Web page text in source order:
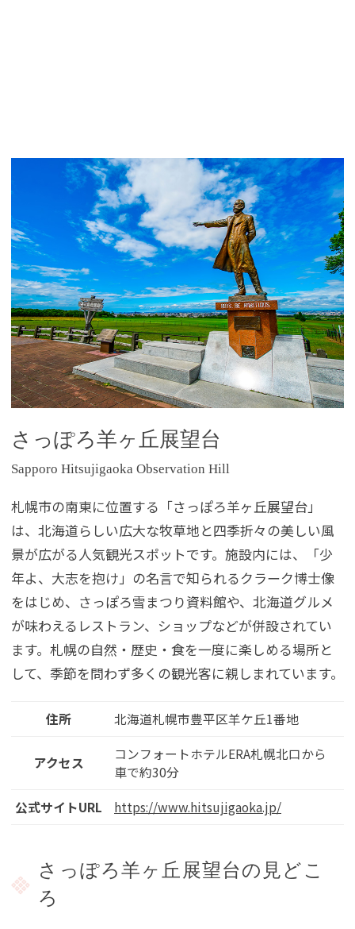
さっぽろ羊ヶ丘展望台
Sapporo Hitsujigaoka Observation Hill
札幌市の南東に位置する「さっぽろ羊ヶ丘展望台」
は、北海道らしい広大な牧草地と四季折々の美しい風
景が広がる人気観光スポットです。施設内には、「少
年よ、大志を抱け」の名言で知られるクラーク博士像
をはじめ、さっぽろ雪まつり資料館や、北海道グルメ
が味わえるレストラン、ショップなどが併設されてい
ます。札幌の自然・歴史・食を一度に楽しめる場所と
して、季節を問わず多くの観光客に親しまれています。
住所 北海道札幌市豊平区羊ケ丘1番地
アクセス
コンフォートホテルERA札幌北口から
車で約30分
公式サイトURL
https://www.hitsujigaoka.jp/
さっぽろ羊ヶ丘展望台の見どこ
ろ